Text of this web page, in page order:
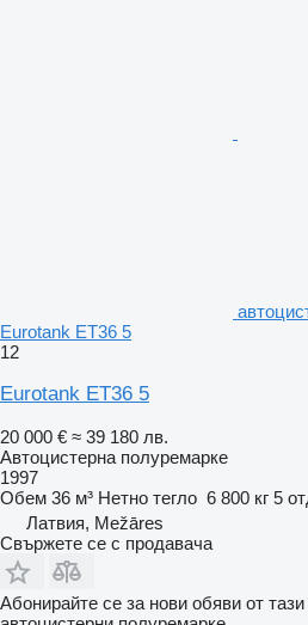
Eurotank ET36 5
12
Eurotank ET36 5
20 000 € ≈ 39 180 лв.
Автоцистерна полуремарке
1997
Обем 36 м³ Нетно тегло 6 800 кг 5
Латвия, Mežāres
Свържете се с продавача
Абонирайте се за нови обяви от